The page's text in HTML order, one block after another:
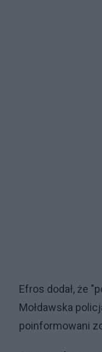
Efros dodał, że
Mołdawska
poinformowani